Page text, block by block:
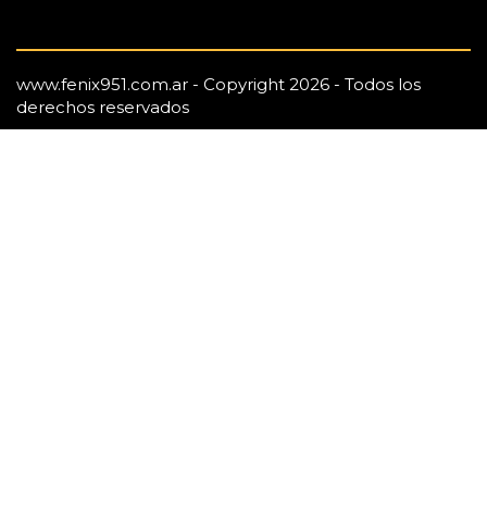
www.fenix951.com.ar - Copyright 2026 - Todos los
derechos reservados